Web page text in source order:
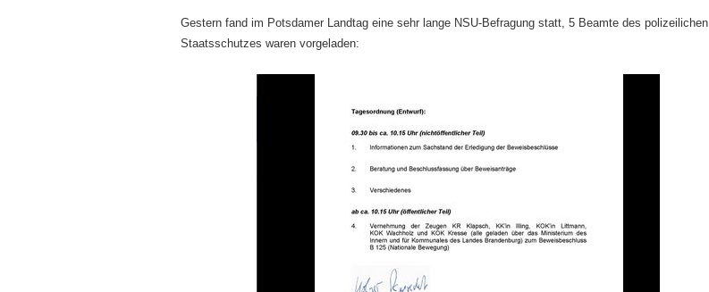
Gestern fand im Potsdamer Landtag eine sehr lange NSU-Befragung statt, 5 Beamte des polizeilichen
Staatsschutzes waren vorgeladen: